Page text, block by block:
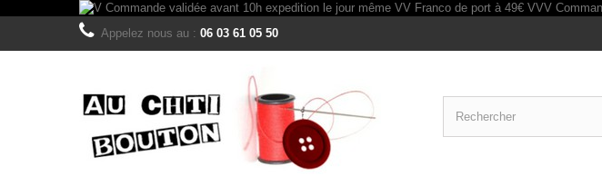
Appelez nous au : 06 03 61 05 50